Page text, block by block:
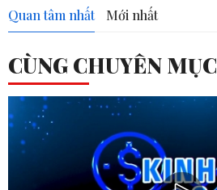
Quan tâm nhất Mới nhất
CÙNG CHUYÊN MỤC